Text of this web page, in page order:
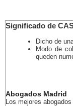
Significado de
Dicho de
Modo de
queden
Abogados Madrid
Los mejores